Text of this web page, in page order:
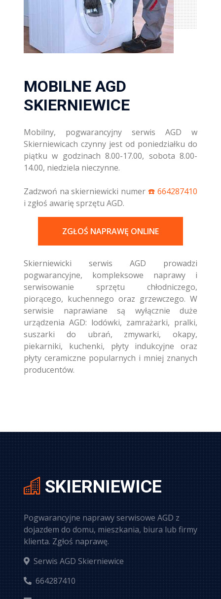
MOBILNE AGD
SKIERNIEWICE
Mobilny, pogwarancyjny serwis AGD w
Skierniewicach czynny jest od poniedziałku do
piątku w godzinach 8.00-17.00, sobota 8.00-
14.00, niedziela nieczynne.
Zadzwoń na skierniewicki numer ☎️ 664287410
i zgłoś awarię sprzętu AGD.
ZGŁOŚ NAPRAWĘ ONLINE
Skierniewicki serwis AGD prowadzi
pogwarancyjne, kompleksowe naprawy i
serwisowanie sprzętu chłodniczego,
piorącego, kuchennego oraz grzewczego. W
serwisie naprawiane są wyłącznie duże
urządzenia AGD: lodówki, zamrażarki, pralki,
suszarki do ubrań, zmywarki, okapy,
piekarniki, kuchenki, płyty indukcyjne oraz
płyty ceramiczne popularnych i mniej znanych
producentów.
SKIERNIEWICE
Pogwarancyjne naprawy serwisowe AGD z
dojazdem do domu, mieszkania, biura lub firmy
klienta. Zgłoś naprawę.
Serwis AGD Skierniewice
664287410